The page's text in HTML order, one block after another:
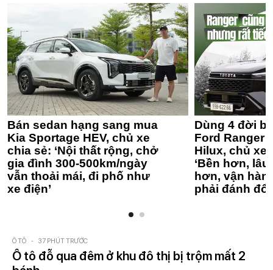
Bán sedan hạng sang mua
Kia Sportage HEV, chủ xe
chia sẻ: ‘Nội thất rộng, chở
gia đình 300-500km/ngày
vẫn thoải mái, đi phố như
xe điện’
Dùng 4 đời
Ford Ranger
Hilux, chủ xe
‘Bền hơn,
hơn, vận
phải đánh
Ô TÔ - 37 PHÚT TRƯỚC
Ô tô đỗ qua đêm ở khu đô thị bị trộm mất 2